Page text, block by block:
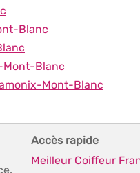
Blanc
Mont-Blanc
Mont-Blanc
Accès rapide
Meilleur Coiffeur